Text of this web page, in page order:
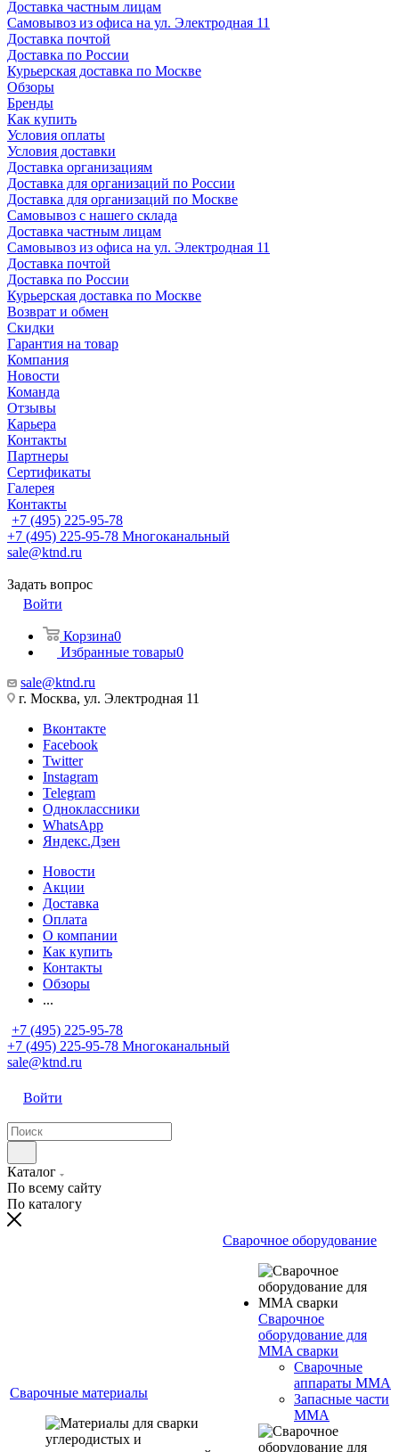
Доставка частным лицам
Самовывоз из офиса на ул. Электродная 11
Доставка почтой
Доставка по России
Курьерская доставка по Москве
Обзоры
Бренды
Как купить
Условия оплаты
Условия доставки
Доставка организациям
Доставка для организаций по России
Доставка для организаций по Москве
Самовывоз с нашего склада
Доставка частным лицам
Самовывоз из офиса на ул. Электродная 11
Доставка почтой
Доставка по России
Курьерская доставка по Москве
Возврат и обмен
Скидки
Гарантия на товар
Компания
Новости
Команда
Отзывы
Карьера
Контакты
Партнеры
Сертификаты
Галерея
Контакты
+7 (495) 225-95-78
+7 (495) 225-95-78 Многоканальный
sale@ktnd.ru
Задать вопрос
Войти
Корзина0
Избранные товары0
sale@ktnd.ru
г. Москва, ул. Электродная 11
Вконтакте
Facebook
Twitter
Instagram
Telegram
Одноклассники
WhatsApp
Яндекс.Дзен
Новости
Акции
Доставка
Оплата
О компании
Как купить
Контакты
Обзоры
...
+7 (495) 225-95-78
+7 (495) 225-95-78 Многоканальный
sale@ktnd.ru
Войти
Каталог
По всему сайту
По каталогу
Сварочные материалы
Сварочное оборудование
Сварочное
оборудование для
MMA сварки
Сварочные
аппараты MMA
Запасные части
MMA